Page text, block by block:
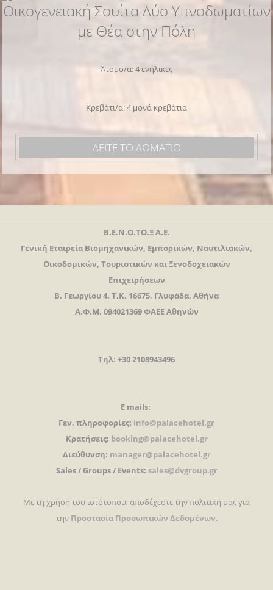
Οικογενειακή Σουίτα Δύο Υπνοδωματίων
με Θέα στην Πόλη
Άτομο/α: 4 ενήλικες
Κρεβάτι/α: 4 μονά κρεβάτια
ΔΕΙΤΕ ΤΟ ΔΩΜΑΤΙΟ
Β.Ε.Ν.Ο.ΤΟ.Ξ Α.Ε.
Γενική Εταιρεία Βιομηχανικών, Εμπορικών, Ναυτιλιακών,
Οικοδομικών, Τουριστικών και Ξενοδοχειακών
Επιχειρήσεων
Β. Γεωργίου 4. Τ.Κ. 16675, Γλυφάδα, Αθήνα
Α.Φ.Μ. 094021369 ΦΑΕΕ Αθηνών
Τηλ: +30 2108943496
E mails:
Γεν. πληροφορίες: info@palacehotel.gr
Κρατήσεις: booking@palacehotel.gr
Διεύθυνση: manager@palacehotel.gr
Sales / Groups / Events: sales@dvgroup.gr
Με τη χρήση του ιστότοπου, αποδέχεστε την πολιτική μας για
την Προστασία Προσωπικών Δεδομένων.